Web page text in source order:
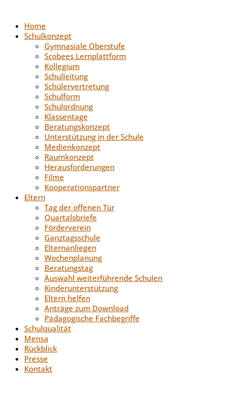
Home
Schulkonzept
Gymnasiale Oberstufe
Scobees Lernplattform
Kollegium
Schulleitung
Schülervertretung
Schulform
Schulordnung
Klassentage
Beratungskonzept
Unterstützung in der Schule
Medienkonzept
Raumkonzept
Herausforderungen
Filme
Kooperationspartner
Eltern
Tag der offenen Tür
Quartalsbriefe
Förderverein
Ganztagsschule
Elternanliegen
Wochenplanung
Beratungstag
Auswahl weiterführende Schulen
Kinderunterstützung
Eltern helfen
Anträge zum Download
Pädagogische Fachbegriffe
Schulqualität
Mensa
Rückblick
Presse
Kontakt